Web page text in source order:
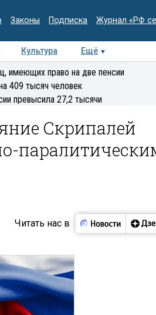
Законы Подписка Журнал «РФ
Культура
Ещё
Колумнисты
имеющих право на две пенсии
409 тысяч человек
превысила 27,2 тысячи
Скрипалей
Читать нас в